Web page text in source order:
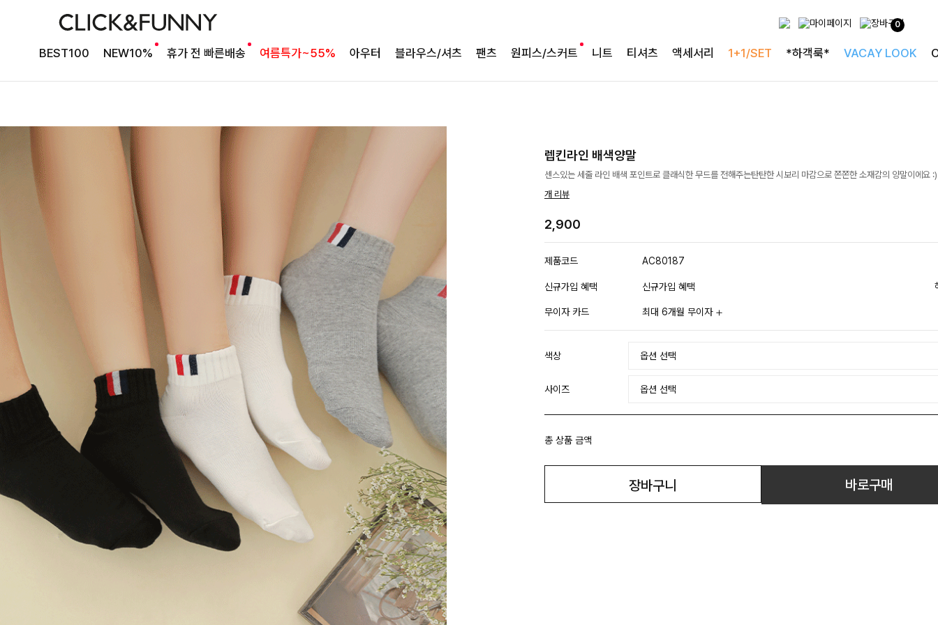
0
BEST100 NEW10% 휴가 전 빠른배송 여름특가~55% 아우터 블라우스/셔츠 팬츠 원피스/스커트 니트 티셔츠 액세서리 1+1/SET *하객룩* VACAY LOOK
렙킨라인 배색양말
센스있는 세줄 라인 배색 포인트로 클래식한 무드를 전해주는탄탄한 시보리 마감으로 쫀쫀한 소재감의 양말이에요 :)
개 리뷰
2,900
제품코드 AC80187
신규가입 혜택 신규가입 혜택
무이자 카드 최대 6개월 무이자
색상
사이즈
총 상품 금액
장바구니 바로구매